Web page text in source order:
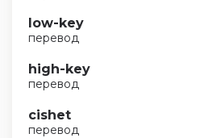
low-key
перевод
high-key
перевод
cishet
перевод